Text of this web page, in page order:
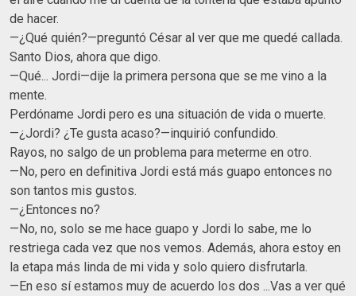
de hacer.
—¿Qué quién?—preguntó César al ver que me quedé callada.
Santo Dios, ahora que digo.
—Qué... Jordi—dije la primera persona que se me vino a la
mente.
Perdóname Jordi pero es una situación de vida o muerte.
—¿Jordi? ¿Te gusta acaso?—inquirió confundido.
Rayos, no salgo de un problema para meterme en otro.
—No, pero en definitiva Jordi está más guapo entonces no
son tantos mis gustos.
—¿Entonces no?
—No, no, solo se me hace guapo y Jordi lo sabe, me lo
restriega cada vez que nos vemos. Además, ahora estoy en
la etapa más linda de mi vida y solo quiero disfrutarla.
—En eso sí estamos muy de acuerdo los dos ...Vas a ver qué